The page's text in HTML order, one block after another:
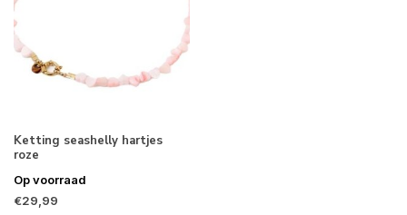
Ketting seashelly hartjes
roze
Op voorraad
€29,99